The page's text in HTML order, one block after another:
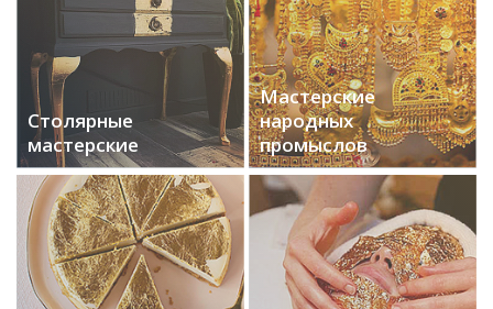
Столярные
мастерские
Мастерские
народных
промыслов